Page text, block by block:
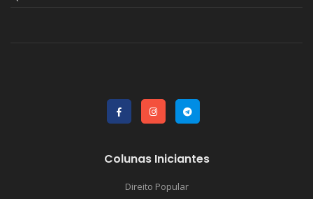
Colunas Iniciantes
Direito Popular